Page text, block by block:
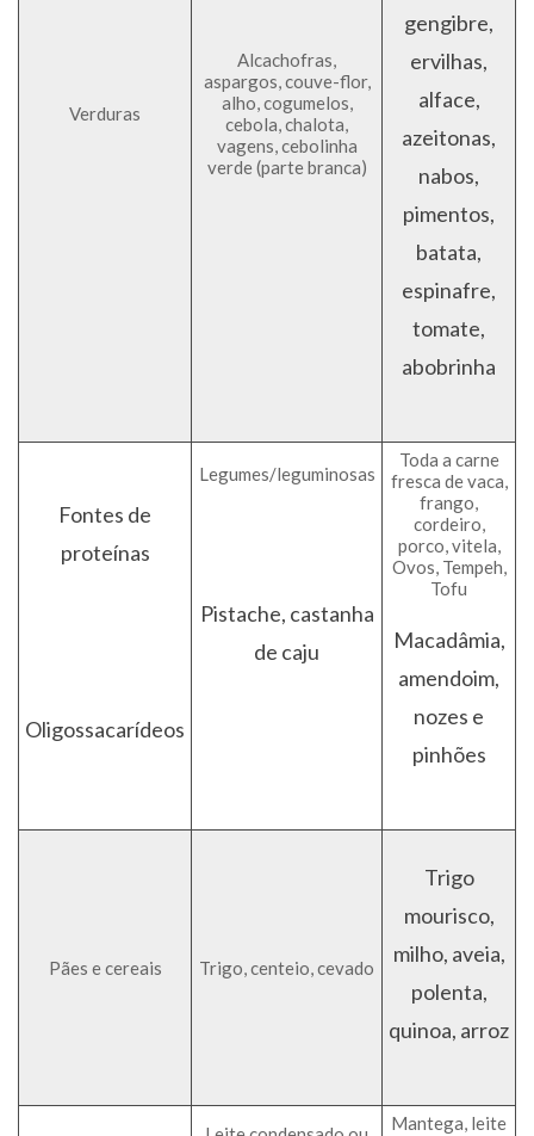
Verduras
Alcachofras,
aspargos, couve-flor,
alho, cogumelos,
cebola, chalota,
vagens, cebolinha
verde (parte branca)
gengibre,
ervilhas,
alface,
azeitonas,
nabos,
pimentos,
batata,
espinafre,
tomate,
abobrinha
Fontes de
proteínas
Oligossacarídeos
Legumes/leguminosas
Pistache, castanha
de caju
Toda a carne
fresca de vaca,
frango,
cordeiro,
porco, vitela,
Ovos, Tempeh,
Tofu
Macadâmia,
amendoim,
nozes e
pinhões
Pães e cereais Trigo, centeio, cevado
Trigo
mourisco,
milho, aveia,
polenta,
quinoa, arroz
Mantega, leite